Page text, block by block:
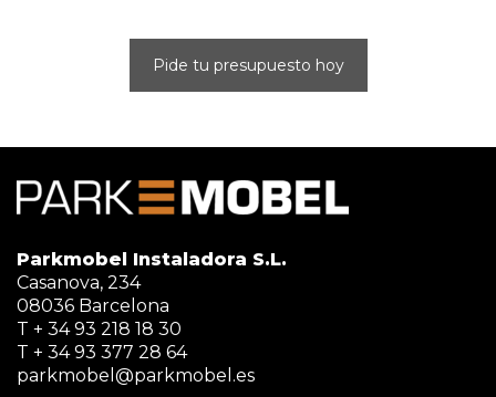
Pide tu presupuesto hoy
Parkmobel Instaladora S.L.
Casanova, 234
08036 Barcelona
T + 34 93 218 18 30
T + 34 93 377 28 64
parkmobel@parkmobel.es